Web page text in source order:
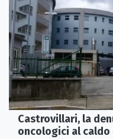
Castrovillari, la
oncologici al caldo